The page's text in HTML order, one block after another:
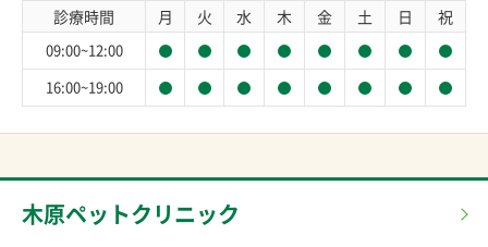
診療時間 月 火 水 木 金 土 日 祝
09:00~12:00
16:00~19:00
木原ペットクリニック